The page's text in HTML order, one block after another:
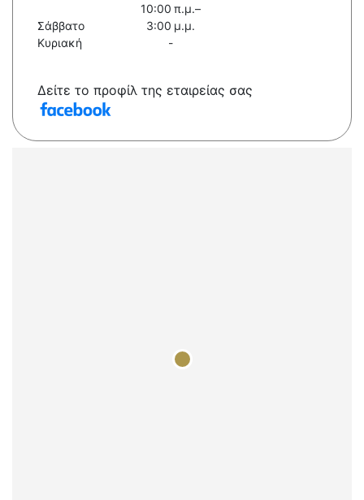
Σάββατο
10:00 π.μ.–
3:00 μ.μ.
Κυριακή
-
Δείτε το προφίλ της εταιρείας σας